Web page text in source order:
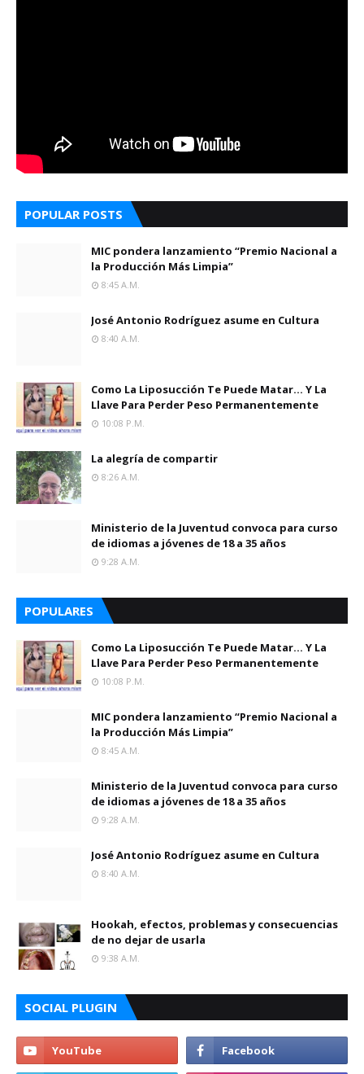
POPULAR POSTS
MIC pondera lanzamiento “Premio Nacional a
la Producción Más Limpia”
8:45 A.m.
José Antonio Rodríguez asume en Cultura
8:40 A.m.
Como La Liposucción Te Puede Matar… Y La
Llave Para Perder Peso Permanentemente
10:08 P.m.
La alegría de compartir
8:26 A.m.
Ministerio de la Juventud convoca para curso
de idiomas a jóvenes de 18 a 35 años
9:28 A.m.
POPULARES
Como La Liposucción Te Puede Matar… Y La
Llave Para Perder Peso Permanentemente
10:08 P.m.
MIC pondera lanzamiento “Premio Nacional a
la Producción Más Limpia”
8:45 A.m.
Ministerio de la Juventud convoca para curso
de idiomas a jóvenes de 18 a 35 años
9:28 A.m.
José Antonio Rodríguez asume en Cultura
8:40 A.m.
Hookah, efectos, problemas y consecuencias
de no dejar de usarla
9:38 A.m.
SOCIAL PLUGIN